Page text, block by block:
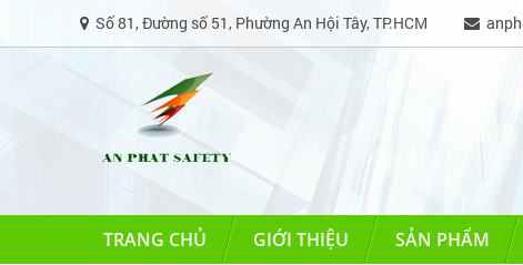
Số 81, Đường số 51, Phường An Hội Tây, TP.HCM
TRANG CHỦ GIỚI THIỆU SẢN PHẨM